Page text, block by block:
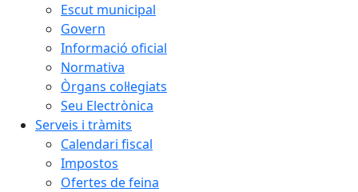
Escut municipal
Govern
Informació oficial
Normativa
Òrgans col·legiats
Seu Electrònica
Serveis i tràmits
Calendari fiscal
Impostos
Ofertes de feina